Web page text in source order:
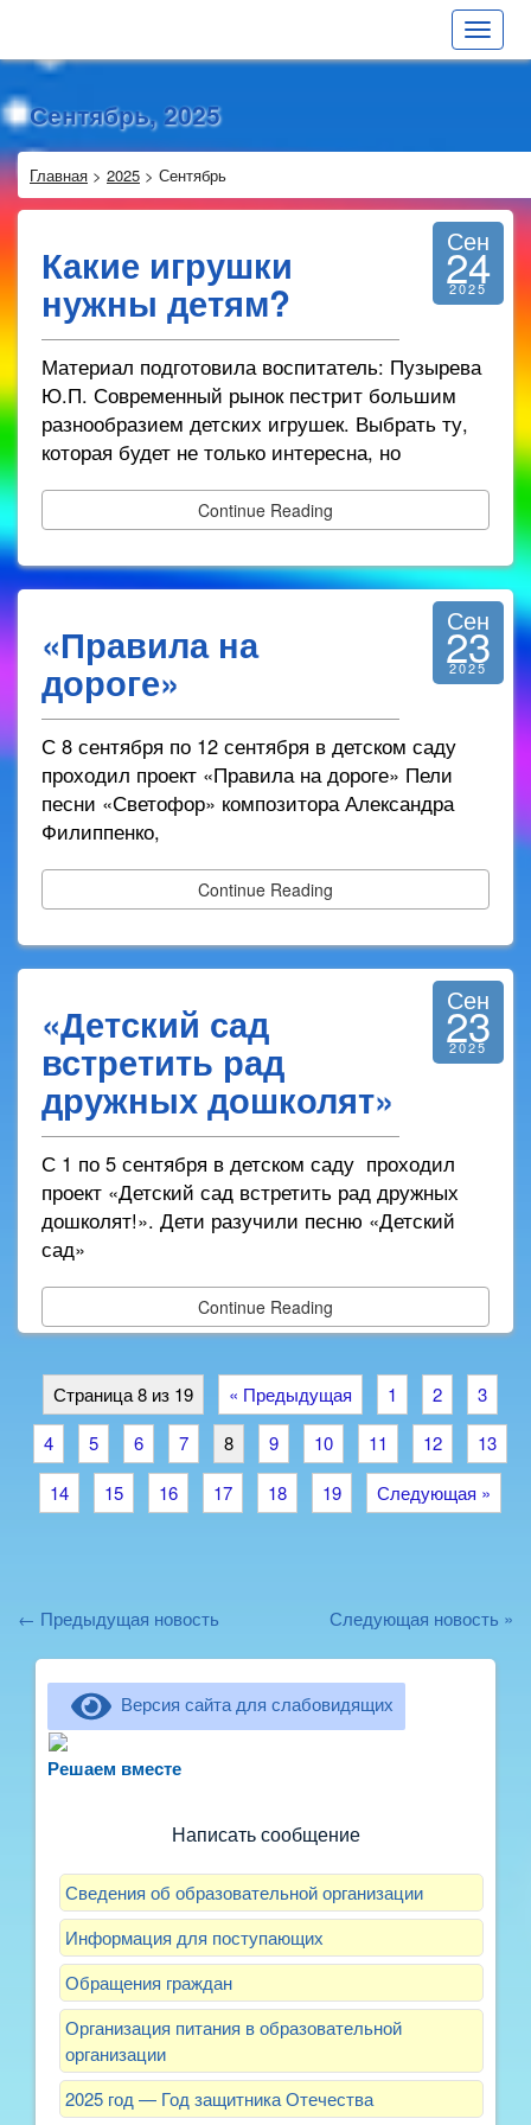
Toggle
Сентябрь, 2025
Главная > 2025 > Сентябрь
Какие игрушки
нужны детям?
Сен
24
2025
Материал подготовила воспитатель: Пузырева
Ю.П. Современный рынок пестрит большим
разнообразием детских игрушек. Выбрать ту,
которая будет не только интересна, но
Continue Reading
«Правила на
дороге»
Сен
23
2025
С 8 сентября по 12 сентября в детском саду
проходил проект «Правила на дороге» Пели
песни «Светофор» композитора Александра
Филиппенко,
Continue Reading
«Детский сад
встретить рад
дружных дошколят»
Сен
23
2025
С 1 по 5 сентября в детском саду проходил
проект «Детский сад встретить рад дружных
дошколят!». Дети разучили песню «Детский
сад»
Continue Reading
Страница 8 из 19 « Предыдущая 1 2
3
4
5 6 7 8 9 10 11 12
13
14
15 16 17 18 19 Следующая »
← Предыдущая новость Следующая новость »
Версия сайта для слабовидящих
Решаем вместерассказать о воспитателях? Знаете, как
Написать сообщение
Сведения об образовательной организации
Информация для поступающих
Обращения граждан
Организация питания в образовательной
организации
2025 год — Год защитника Отечества